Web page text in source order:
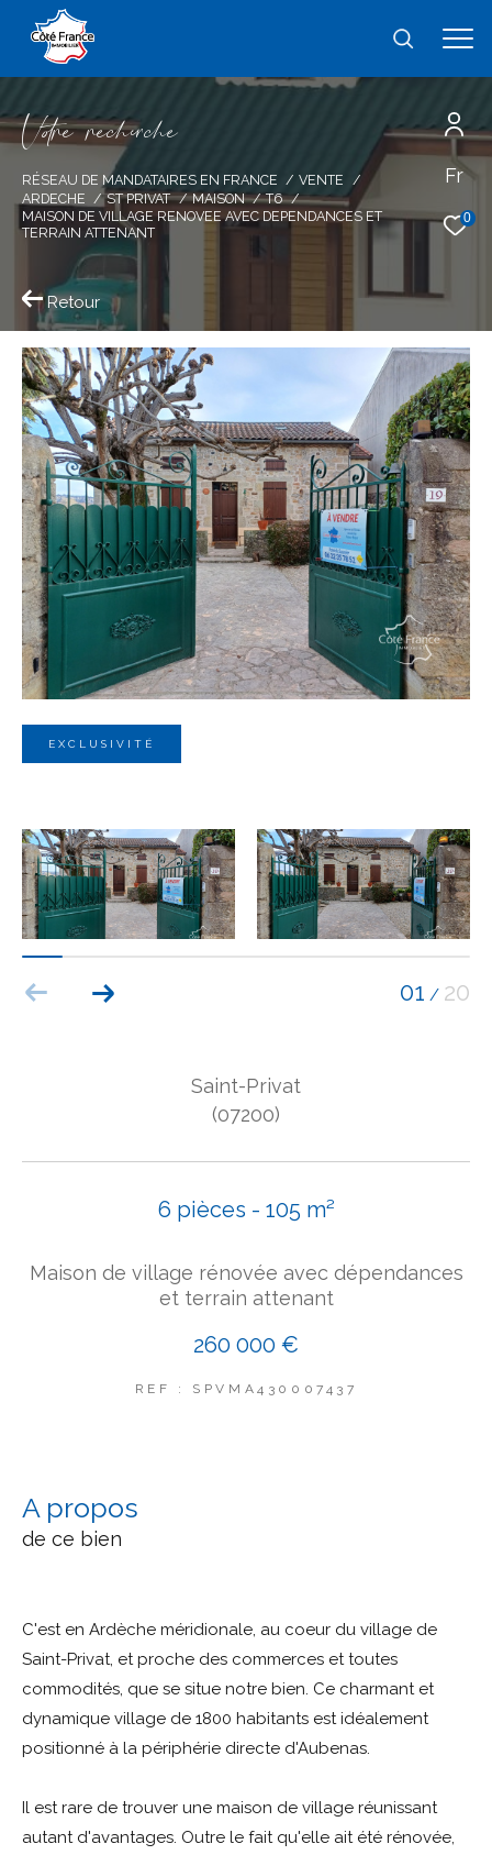
Fr
0
Vore recece
RÉSEAU DE MANDATAIRES EN FRANCE
VENTE
ARDECHE
ST PRIVAT MAISON
T6
MAISON DE VILLAGE RENOVEE AVEC DEPENDANCES ET
TERRAIN ATTENANT
Retour
EXCLUSIVITÉ
01 / 20
Saint-Privat
(07200)
6 pièces - 105 m²
Maison de village rénovée avec dépendances
et terrain attenant
260 000 €
REF : SPVMA430007437
a propos
de ce bien
C'est en Ardèche méridionale, au coeur du village de
Saint-Privat, et proche des commerces et toutes
commodités, que se situe notre bien. Ce charmant et
dynamique village de 1800 habitants est idéalement
positionné à la périphérie directe d'Aubenas.
Il est rare de trouver une maison de village réunissant
autant d'avantages. Outre le fait qu'elle ait été rénovée,
Effectuer une recherche
et trouver le bien qui correspond à vos
critères
Type
d'offre
Vente
Type
de
bien
type de bien
Ville
Budget
Budget
Surface
Surface
Pièces
Référence
AFFINER LES CRITÈRES
TERRASSE PARKING PISCINE